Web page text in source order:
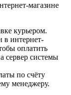
магазине
курьером.
в интернет-
оплатить
сервер системы
по счёту
менеджеру.